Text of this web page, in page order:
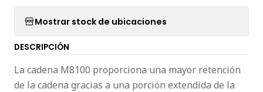
Mostrar stock de ubicaciones
DESCRIPCIÓN
La cadena M8100 proporciona una mayor retención
de la cadena gracias a una porción extendida de la